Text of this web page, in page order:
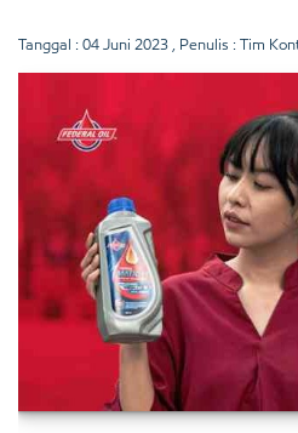
Tanggal : 04 Juni 2023 , Penulis : Tim